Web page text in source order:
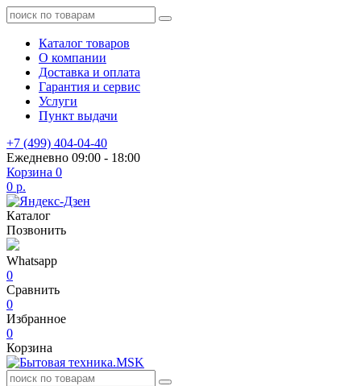
Каталог товаров
О компании
Доставка и оплата
Гарантия и сервис
Услуги
Пункт выдачи
+7 (499) 404-04-40
Ежедневно 09:00 - 18:00
Корзина 0
0 р.
Каталог
Позвонить
Whatsapp
0
Сравнить
0
Избранное
0
Корзина